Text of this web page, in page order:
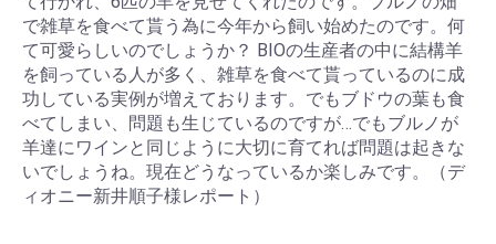
で雑草を食べて貰う為に今年から飼い始めたのです。何
て可愛らしいのでしょうか？ BIOの生産者の中に結構羊
を飼っている人が多く、雑草を食べて貰っているのに成
功している実例が増えております。でもブドウの葉も食
べてしまい、問題も生じているのですが…でもブルノが
羊達にワインと同じように大切に育てれば問題は起きな
いでしょうね。現在どうなっているか楽しみです。（デ
ィオニー新井順子様レポート）